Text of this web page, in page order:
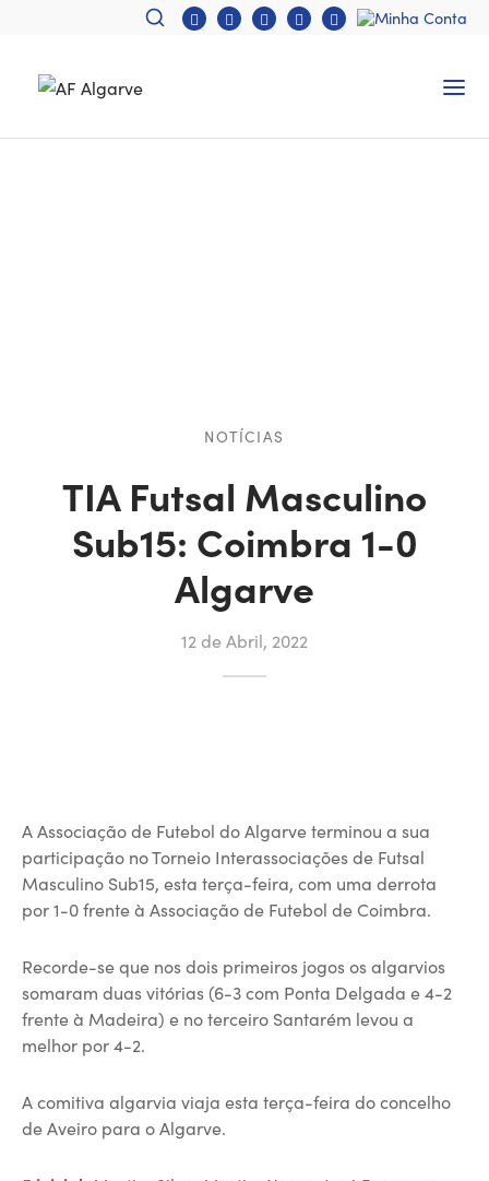
NOTÍCIAS
TIA Futsal Masculino
Sub15: Coimbra 1-0
Algarve
12 de Abril, 2022
A Associação de Futebol do Algarve terminou a sua
participação no Torneio Interassociações de Futsal
Masculino Sub15, esta terça-feira, com uma derrota
por 1-0 frente à Associação de Futebol de Coimbra.
Recorde-se que nos dois primeiros jogos os algarvios
somaram duas vitórias (6-3 com Ponta Delgada e 4-2
frente à Madeira) e no terceiro Santarém levou a
melhor por 4-2.
A comitiva algarvia viaja esta terça-feira do concelho
de Aveiro para o Algarve.